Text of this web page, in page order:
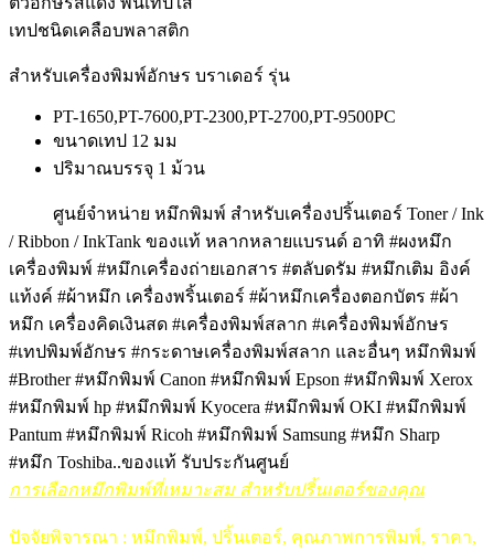
เทปชนิดเคลือบพลาสติก
สำหรับเครื่องพิมพ์อักษร บราเดอร์ รุ่น
PT-1650,PT-7600,PT-2300,PT-2700,PT-9500PC
ขนาดเทป 12 มม
ปริมาณบรรจุ 1 ม้วน
ศูนย์จำหน่าย หมึกพิมพ์ สำหรับเครื่องปริ้นเตอร์ Toner / Ink
/ Ribbon / InkTank ของแท้ หลากหลายแบรนด์ อาทิ #ผงหมึก
เครื่องพิมพ์ #หมึกเครื่องถ่ายเอกสาร #ตลับดรัม #หมึกเติม อิงค์
แท้งค์ #ผ้าหมึก เครื่องพริ้นเตอร์ #ผ้าหมึกเครื่องตอกบัตร #ผ้า
หมึก เครื่องคิดเงินสด #เครื่องพิมพ์สลาก #เครื่องพิมพ์อักษร
#เทปพิมพ์อักษร #กระดาษเครื่องพิมพ์สลาก และอื่นๆ หมึกพิมพ์
#Brother #หมึกพิมพ์ Canon #หมึกพิมพ์ Epson #หมึกพิมพ์ Xerox
#หมึกพิมพ์ hp #หมึกพิมพ์ Kyocera #หมึกพิมพ์ OKI #หมึกพิมพ์
Pantum #หมึกพิมพ์ Ricoh #หมึกพิมพ์ Samsung #หมึก Sharp
#หมึก Toshiba..ของแท้ รับประกันศูนย์
การเลือกหมึกพิมพ์ที่เหมาะสม สำหรับปริ้นเตอร์ของคุณ
ปัจจัยพิจารณา : หมึกพิมพ์, ปริ้นเตอร์, คุณภาพการพิมพ์, ราคา,